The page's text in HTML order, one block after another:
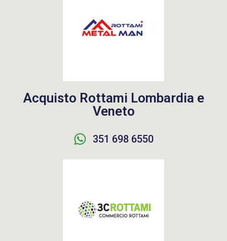
Acquisto Rottami Lombardia e
Veneto
351 698 6550